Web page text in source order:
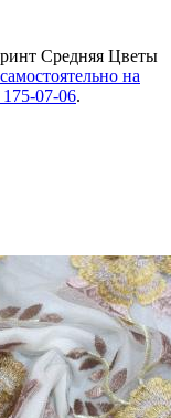
Средняя Цветы
на
07-06.